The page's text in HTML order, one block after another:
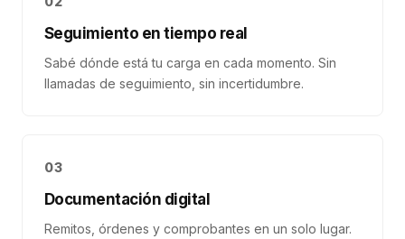
Seguimiento en tiempo real
Sabé dónde está tu carga en cada momento. Sin
llamadas de seguimiento, sin incertidumbre.
03
Documentación digital
Remitos, órdenes y comprobantes en un solo lugar.